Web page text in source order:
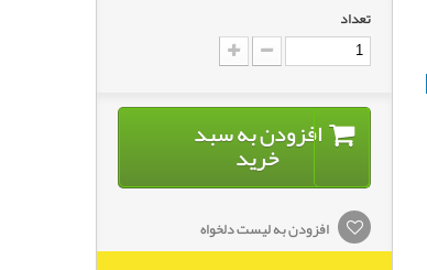
تعداد
افزودن به سبد
خرید
افزودن به لیست دلخواه